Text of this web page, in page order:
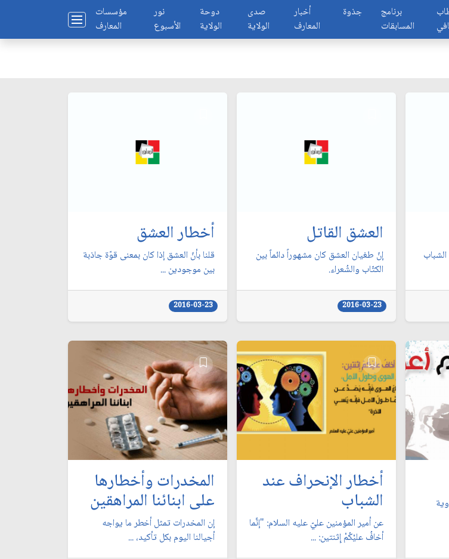
مؤسسات
المعارف
نور
الأسبوع
دوحة
الولاية
صدى
الولاية
أخبار
المعارف
جذوة
برنامج
المسابقات
العشق القاتل
إنّ طغيان العشق كان مشهوراً دائماً بين
الكتّاب والشُعراء.
2016-03-23
أخطار العشق
قلنا بأنّ العشق إذا كان بمعنى قوّة جاذبة
بين موجودين ...
2016-03-23
أخطار الإنحراف عند
الشباب
عن أمير المؤمنين عليّ عليه السلام: "إنَّما
أخافُ عليْكُمْ إِثنتين: ...
المخدرات وأخطارها
على ابنائنا المراهقين
إن المخدرات تمثل أخطر ما يواجه
أجيالنا اليوم بكل تأكيد، ...